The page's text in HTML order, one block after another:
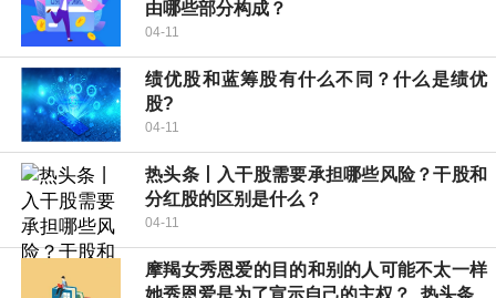
由哪些部分构成？
04-11
绩优股和蓝筹股有什么不同？什么是绩优
股?
04-11
热头条丨入干股需要承担哪些风险？干股和
分红股的区别是什么？
04-11
摩羯女秀恩爱的目的和别的人可能不太一样
她秀恩爱是为了宣示自己的主权？_热头条